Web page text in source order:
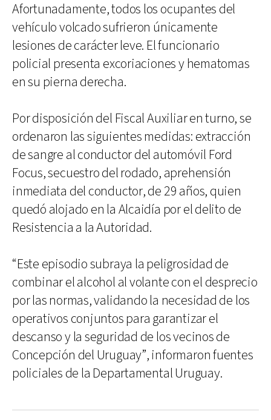
Afortunadamente, todos los ocupantes del
vehículo volcado sufrieron únicamente
lesiones de carácter leve. El funcionario
policial presenta excoriaciones y hematomas
en su pierna derecha.
Por disposición del Fiscal Auxiliar en turno, se
ordenaron las siguientes medidas: extracción
de sangre al conductor del automóvil Ford
Focus, secuestro del rodado, aprehensión
inmediata del conductor, de 29 años, quien
quedó alojado en la Alcaidía por el delito de
Resistencia a la Autoridad.
“Este episodio subraya la peligrosidad de
combinar el alcohol al volante con el desprecio
por las normas, validando la necesidad de los
operativos conjuntos para garantizar el
descanso y la seguridad de los vecinos de
Concepción del Uruguay”, informaron fuentes
policiales de la Departamental Uruguay.